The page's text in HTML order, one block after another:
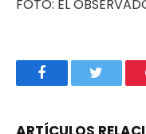
FOTO: EL
Facebook